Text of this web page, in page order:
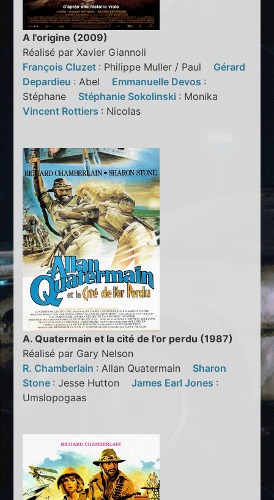
A l'origine (2009)
Réalisé par Xavier Giannoli
François Cluzet : Philippe Muller / Paul Gérard
Depardieu : Abel Emmanuelle Devos :
Stéphane Stéphanie Sokolinski : Monika
Vincent Rottiers : Nicolas
A. Quatermain et la cité de l'or perdu (1987)
Réalisé par Gary Nelson
R. Chamberlain : Allan Quatermain Sharon
Stone : Jesse HuttonJames Earl Jones :
Umslopogaas